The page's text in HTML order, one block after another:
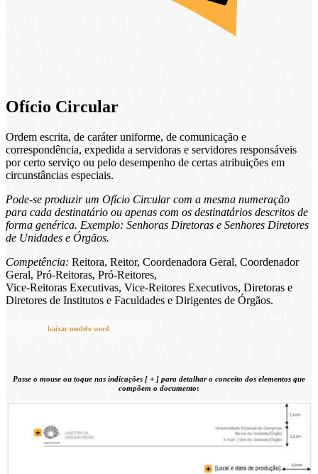
Ofício Circular
Ordem escrita, de caráter uniforme, de comunicação e
correspondência, expedida a servidoras e servidores responsáveis
por certo serviço ou pelo desempenho de certas atribuições em
circunstâncias especiais.
Pode-se produzir um Ofício Circular com a mesma numeração
para cada destinatário ou apenas com os destinatários descritos de
forma genérica. Exemplo: Senhoras Diretoras e Senhores Diretores
de Unidades e Órgãos.
Competência: Reitora, Reitor, Coordenadora Geral, Coordenador
Geral, Pró-Reitoras, Pró-Reitores,
Vice-Reitoras Executivas, Vice-Reitores Executivos, Diretoras e
Diretores de Institutos e Faculdades e Dirigentes de Órgãos.
baixar modelo word
Passe o mouse ou toque nas indicações [ + ] para detalhar o conceito dos elementos que
compõem o documento: